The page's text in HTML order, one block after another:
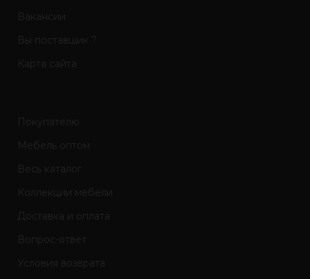
Вакансии
Вы поставщик ?
Карта сайта
Покупателю
Мебель оптом
Весь каталог
Коллекции мебели
Доставка и оплата
Вопрос-ответ
Условия возврата